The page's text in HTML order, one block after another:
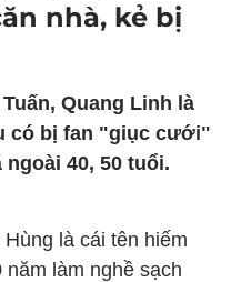
nhà, kẻ bị
Quang Linh là
có bị fan "giục cưới"
40, 50 tuổi.
là cái tên hiếm
làm nghề sạch